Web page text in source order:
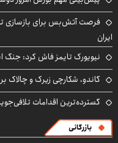
فرصت آتش‌بس برای بازسازی
ایران
نیویورک تایمز فاش کرد: جنگ
گاندو، شکارچی زیرک و چالاک
گسترده‌ترین اقدامات
بازرگانی